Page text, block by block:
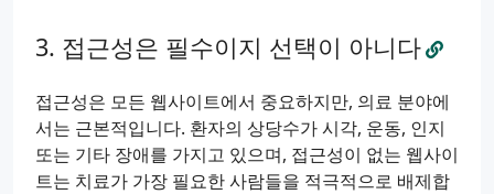
접근성은 필수이지 선택이 아니다
접근성은 모든 웹사이트에서 중요하지만, 의료 분야에
서는 근본적입니다. 환자의 상당수가 시각, 운동, 인지
또는 기타 장애를 가지고 있으며, 접근성이 없는 웹사이
트는 치료가 가장 필요한 사람들을 적극적으로 배제합